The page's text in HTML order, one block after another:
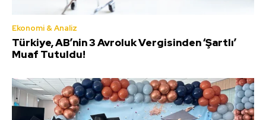
Ekonomi & Analiz
Türkiye, AB’nin 3 Avroluk Vergisinden ‘Şartlı’
Muaf Tutuldu!